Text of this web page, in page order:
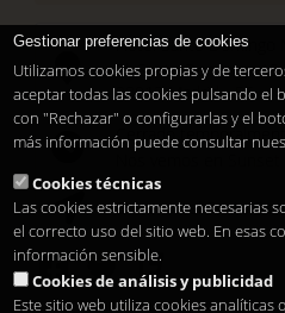
Hotel Santo Domingo
Pl. Santo Domingo, 13
28013 Madrid-ES
Cerrado
EntreHotel Santo
Gestionar preferencias de cookies
Utilizamos cookies propias y de
aceptar todas las cookies pulsando el
con "Rechazar" o configurarlas y el
más información puede consultar
Cookies técnicas
Las cookies estrictamente necesarias
el correcto uso del sitio web. En esas
información sensible.
Cookies de análisis y publicidad
Este sitio web utiliza cookies